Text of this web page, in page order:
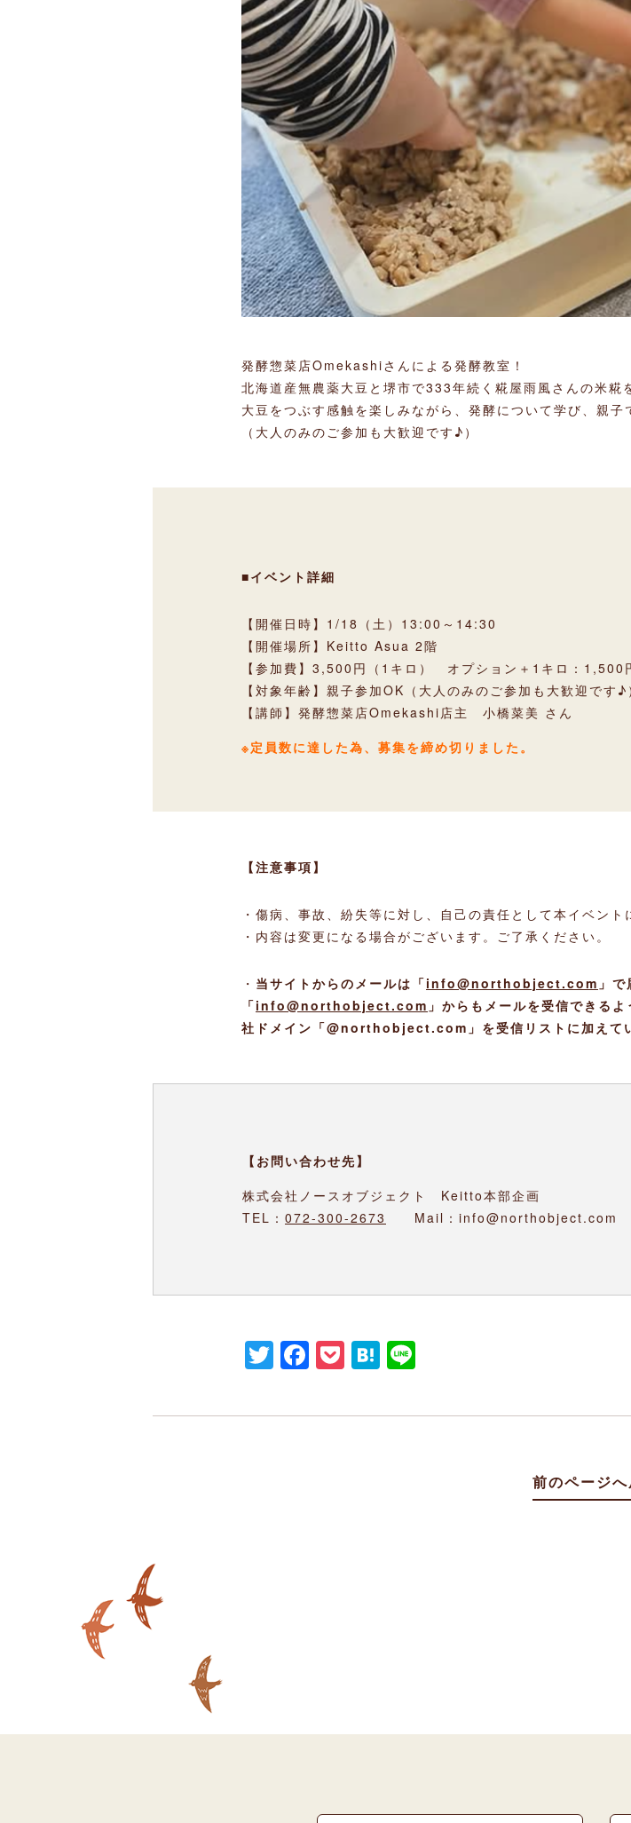
発酵惣菜店Omekashiさんによる発酵教室！
北海道産無農薬大豆と堺市で333年続く糀屋雨風さんの米糀
大豆をつぶす感触を楽しみながら、発酵について学び、親子
（大人のみのご参加も大歓迎です♪）
■イベント詳細
【開催日時】1/18（土）13:00～14:30
【開催場所】Keitto Asua 2階
【参加費】3,500円（1キロ） オプション＋1キロ：1,500
【対象年齢】親子参加OK（大人のみのご参加も大歓迎です♪
【講師】発酵惣菜店Omekashi店主 小橋菜美 さん
※定員数に達した為、募集を締め切りました。
【注意事項】
・傷病、事故、紛失等に対し、自己の責任として本イベント
・内容は変更になる場合がございます。ご了承ください。
・ 当サイトからのメールは「info@northobject.com 」で
「info@northobject.com 」からもメールを受信できる
社ドメイン「@northobject.com」を受信リストに加えて
【お問い合わせ先】
株式会社ノースオブジェクト Keitto本部企画
TEL： 072-300-2673 Mail：info@northobject.com
Twitter
Facebook
PocketHatena
前のページへ